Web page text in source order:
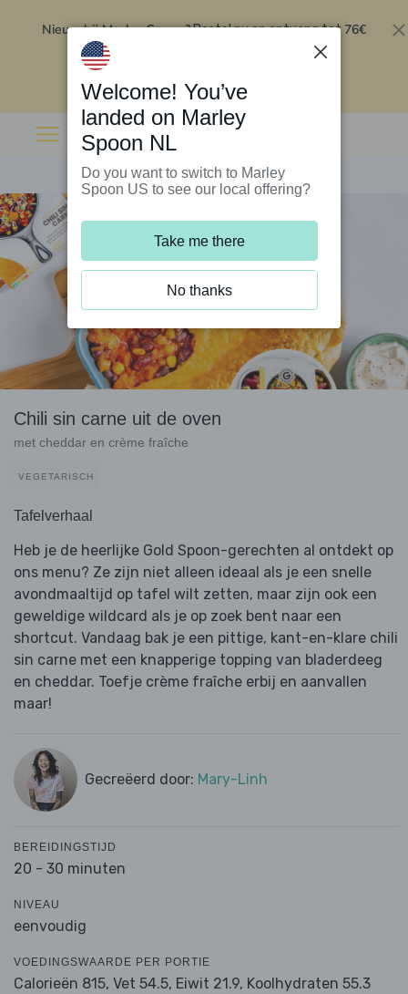
Nieuw bij Marley Spoon?Bestel nu en ontvang tot 76€
Chili sin carne uit de oven
met cheddar en crème fraîche
VEGETARISCH
Tafelverhaal
Heb je de heerlijke Gold Spoon-gerechten al ontdekt op
ons menu? Ze zijn niet alleen ideaal als je een snelle
avondmaaltijd op tafel wilt zetten, maar zijn ook een
geweldige wildcard als je op zoek bent naar een
shortcut. Vandaag bak je een pittige, kant-en-klare chili
sin carne met een knapperige topping van bladerdeeg
en cheddar. Toefje crème fraîche erbij en aanvallen
maar!
Gecreëerd door: Mary-Linh
BEREIDINGSTIJD
20 - 30 minuten
NIVEAU
eenvoudig
VOEDINGSWAARDE PER PORTIE
Calorieën 815, Vet 54.5, Eiwit 21.9, Koolhydraten 55.3
Welcome! You’ve
landed on Marley
Spoon NL
Do you want to switch to Marley
Spoon US to see our local offering?
Take me there
No thanks